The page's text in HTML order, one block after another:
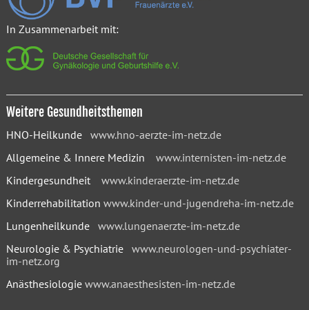
In Zusammenarbeit mit:
Weitere Gesundheitsthemen
HNO-Heilkunde www.hno-aerzte-im-netz.de
Allgemeine & Innere Medizin www.internisten-im-netz.de
Kindergesundheit www.kinderaerzte-im-netz.de
Kinderrehabilitation www.kinder-und-jugendreha-im-netz.de
Lungenheilkunde www.lungenaerzte-im-netz.de
Neurologie & Psychiatrie www.neurologen-und-psychiater-
im-netz.org
Anästhesiologie www.anaesthesisten-im-netz.de